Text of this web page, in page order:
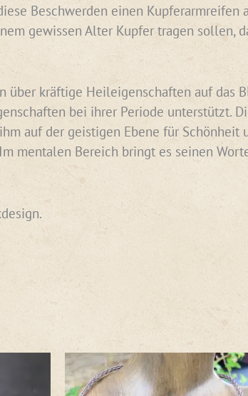
Beschwerden einen
gewissen Alter Kupfer tragen sollen,
kräftige Heileigenschaften auf das
bei ihrer Periode unterstützt.
auf der geistigen Ebene für
mentalen Bereich bringt es seinen